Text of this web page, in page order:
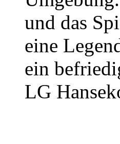
und das
eine
ein
LG